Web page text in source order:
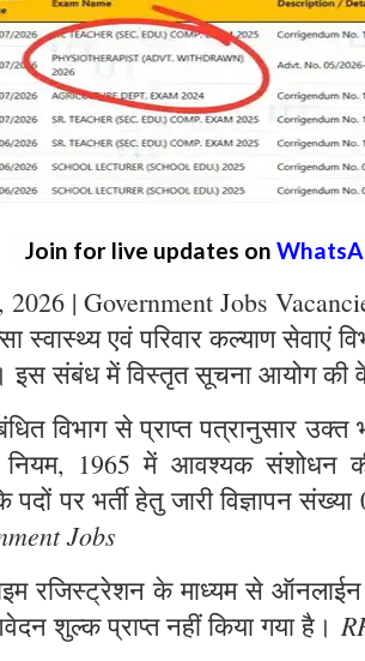
Join for live updates on
| Government Jobs
स्वास्थ्य एवं परिवार कल्याण सेवाएं
इस संबंध में विस्तृत सूचना आयोग की
विभाग से प्राप्त पत्रानुसार उक्त
1965 में आवश्यक संशोधन की
पर भर्ती हेतु जारी विज्ञापन संख्या
Jobs
रजिस्ट्रेशन के माध्यम से
शुल्क प्राप्त नहीं किया गया है।